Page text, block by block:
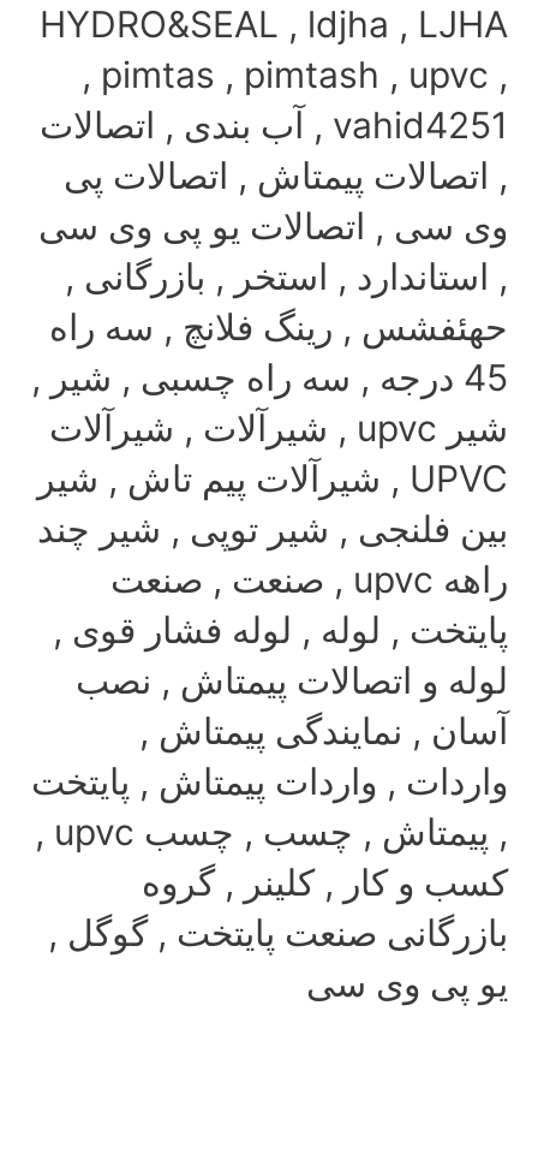
HYDRO&SEAL , ldjha ,
, pimtas , pimtash ,
vahid4251 , آب بندی , اتصالات
پیمتاش , اتصالات پی
, اتصالات یو پی وی سی
, استخر , بازرگانی ,
, رینگ فلانچ , سه راه
درجه , سه راه چسبی , شیر ,
شیر upvc , شیرآلات , شیرآلات
UPVC , شیرآلات پیم تاش , شیر
فلنجی , شیر توپی , شیر چند
راهه upvc , صنعت , صنعت
, لوله , لوله فشار قوی ,
و اتصالات پیمتاش , نصب
, نمایندگی پیمتاش ,
, واردات پیمتاش , پایتخت
, پیمتاش , چسب , چسب upvc ,
و کار , کلینر , گروه
صنعت پایتخت , گوگل ,
وی سی